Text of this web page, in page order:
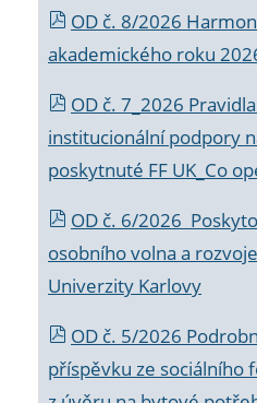
OD č. 8/2026
akademického roku
OD č. 7_2026
institucionální podpory
poskytnuté FF UK_Co
OD č. 6/2026
osobního volna a
Univerzity Karlovy
OD č. 5/2026
příspěvku ze sociálního